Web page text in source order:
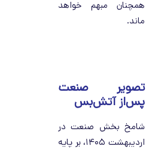
همچنان مبهم خواهد
ماند.
تصویر صنعت
پس‌از آتش‌بس
شامخ بخش صنعت در
اردیبهشت ۱۴۰۵، بر پایه